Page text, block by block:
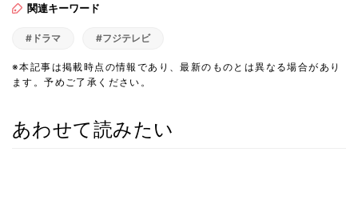
関連キーワード
#ドラマ #フジテレビ
※本記事は掲載時点の情報であり、最新のものとは異なる場合があり
ます。予めご了承ください。
あわせて読みたい